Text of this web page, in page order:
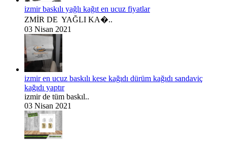
izmir baskılı yağlı kağıt en ucuz fiyatlar
ZMİR DE YAĞLI KA�..
03 Nisan 2021
izmir en ucuz baskılı kese kağıdı dürüm kağıdı sandaviç
kağıdı yaptır
izmir de tüm baskıl..
03 Nisan 2021